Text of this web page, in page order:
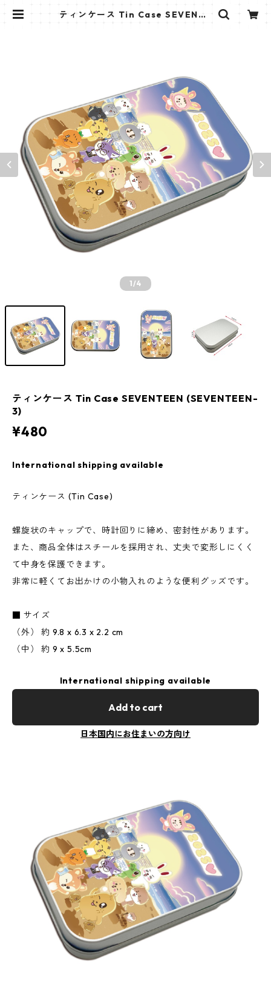
ティンケース Tin Case SEVENTE
1/4
ティンケース Tin Case SEVENTEEN (SEVENTEEN-
3)
¥480
International shipping available
ティンケース (Tin Case)
螺旋状のキャップで、時計回りに締め、密封性があります。
また、商品全体はスチールを採用され、丈夫で変形しにくく
て中身を保護できます。
非常に軽くてお出かけの小物入れのような便利グッズです。
■ サイズ
（外） 約 9.8 x 6.3 x 2.2 cm
（中） 約 9 x 5.5cm
International shipping available
Add to cart
日本国内にお住まいの方向け